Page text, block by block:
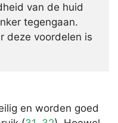
van de huid
tegengaan.
deze voordelen is
en worden goed